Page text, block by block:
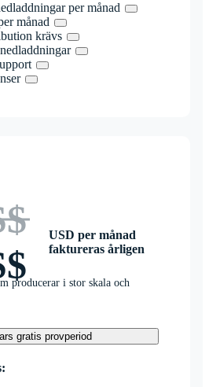
per månad
månad
krävs
USD per månad
faktureras årligen
producerar i stor skala och
gratis provperiod